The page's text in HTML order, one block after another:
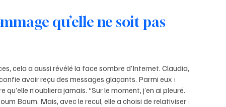
qu’elle ne soit pas
cela a aussi révélé la face sombre d’Internet. Claudia,
avoir reçu des messages glaçants. Parmi eux :
n’oubliera jamais. “Sur le moment, j’en ai pleuré.
Boum. Mais, avec le recul, elle a choisi de relativiser :